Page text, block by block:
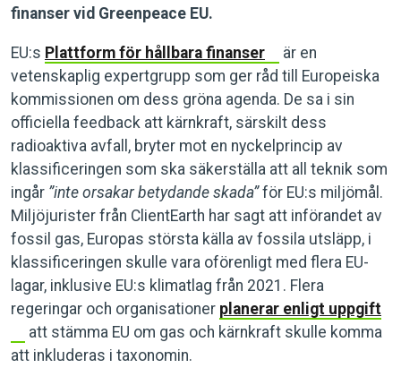
finanser vid Greenpeace EU.
EU:s Plattform för hållbara finanser
är en
vetenskaplig expertgrupp som ger råd till Europeiska
kommissionen om dess gröna agenda. De sa i sin
officiella feedback att kärnkraft, särskilt dess
radioaktiva avfall, bryter mot en nyckelprincip av
klassificeringen som ska säkerställa att all teknik som
ingår ”inte orsakar betydande skada”för EU:s miljömål.
Miljöjurister från ClientEarth har sagt att införandet av
fossil gas, Europas största källa av fossila utsläpp, i
klassificeringen skulle vara oförenligt med flera EU-
lagar, inklusive EU:s klimatlag från 2021. Flera
regeringar och organisationer planerar enligt uppgift
att stämma EU om gas och kärnkraft skulle komma
att inkluderas i taxonomin.